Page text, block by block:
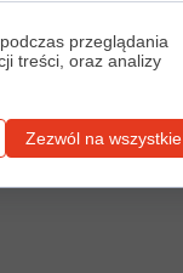
przeglądania
treści, oraz analizy
Zezwól na wszystkie